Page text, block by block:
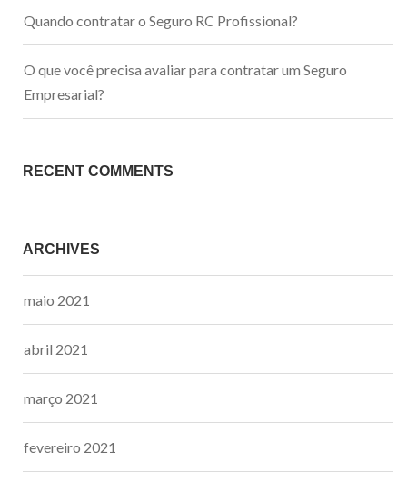
Quando contratar o Seguro RC Profissional?
O que você precisa avaliar para contratar um Seguro
Empresarial?
RECENT COMMENTS
ARCHIVES
maio 2021
abril 2021
março 2021
fevereiro 2021